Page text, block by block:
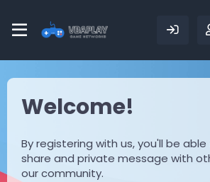
Welcome!
By registering with us, you'll be
share and private message with
our community.